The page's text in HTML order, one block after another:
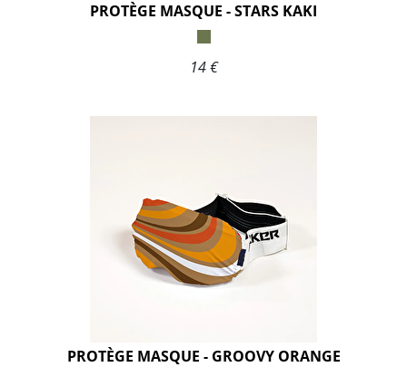
PROTÈGE MASQUE - STARS KAKI
14 €
PROTÈGE MASQUE - GROOVY ORANGE